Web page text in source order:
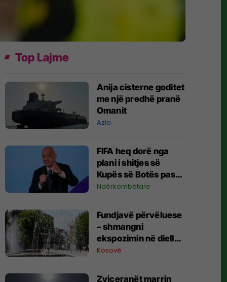
Top Lajme
Anija cisterne goditet
me një predhë pranë
Omanit
Azia
FIFA heq dorë nga
plani i shitjes së
Kupës së Botës pas
kërcënimeve të
UEFA dhe
konfederatat tjera
Ndërkombëtare
Fundjavë përvëluese
– shmangni
ekspozimin në diell
gjatë orëve të ditës
Kosovë
Zviceranët marrin